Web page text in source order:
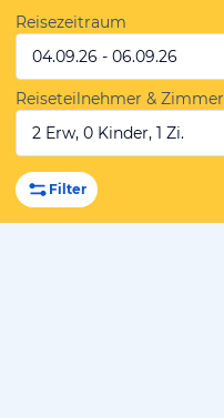
Reisezeitraum
04.09.26 - 06.09.26
Reiseteilnehmer & Zimmer
2 Erw, 0 Kinder, 1 Zi.
Filter